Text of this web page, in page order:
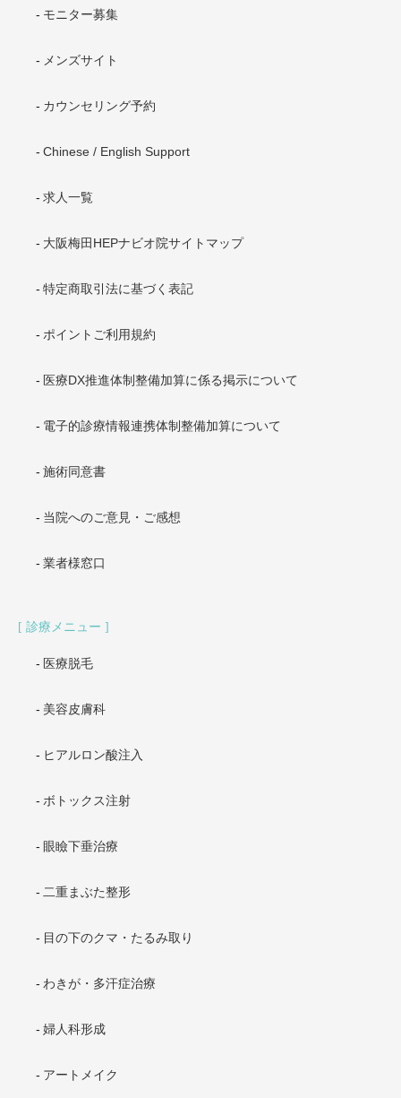
モニター募集
メンズサイト
カウンセリング予約
Chinese / English Support
求人一覧
大阪梅田HEPナビオ院サイトマップ
特定商取引法に基づく表記
ポイントご利用規約
医療DX推進体制整備加算に係る掲示について
電子的診療情報連携体制整備加算について
施術同意書
当院へのご意見・ご感想
業者様窓口
診療メニュー
医療脱毛
美容皮膚科
ヒアルロン酸注入
ボトックス注射
眼瞼下垂治療
二重まぶた整形
目の下のクマ・たるみ取り
わきが・多汗症治療
婦人科形成
アートメイク